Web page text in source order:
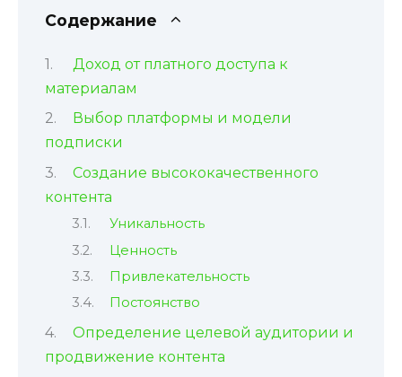
Содержание
Доход от платного доступа к
материалам
Выбор платформы и модели
подписки
Создание высококачественного
контента
Уникальность
Ценность
Привлекательность
Постоянство
Определение целевой аудитории и
продвижение контента